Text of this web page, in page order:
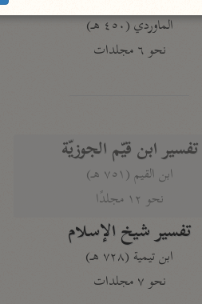
الماوردي (٤٥٠ هـ)
نحو ٦ مجلدات
تفسير ابن قيّم الجوزيّة
ابن القيم (٧٥١ هـ)
نحو ١٢ مجلدًا
تفسير شيخ الإسلام
ابن تيمية (٧٢٨ هـ)
نحو ٧ مجلدات